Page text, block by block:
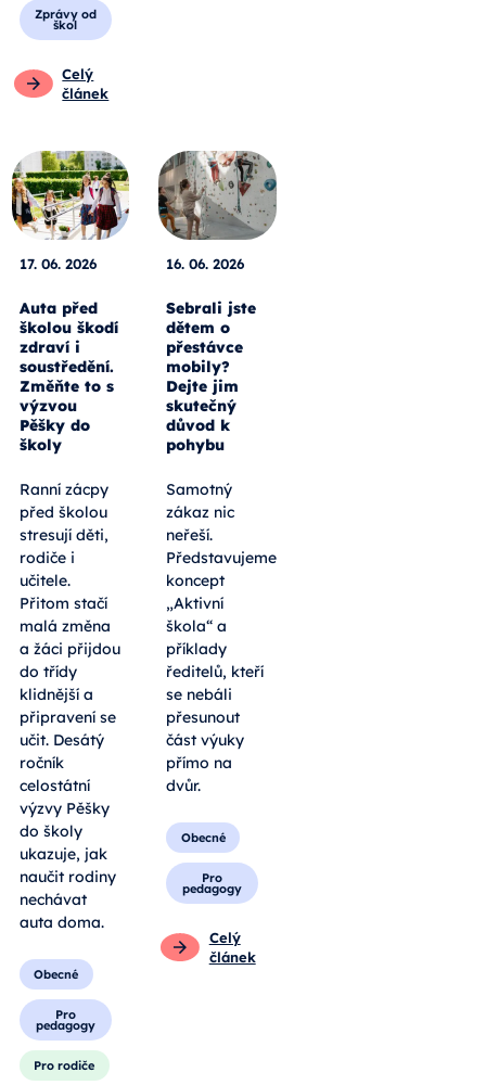
Zprávy od
škol
Celý
článek
17. 06. 2026
Auta před
školou škodí
zdraví i
soustředění.
Změňte to s
výzvou
Pěšky do
školy
Ranní zácpy
před školou
stresují děti,
rodiče i
učitele.
Přitom stačí
malá změna
a žáci přijdou
do třídy
klidnější a
připravení se
učit. Desátý
ročník
celostátní
výzvy Pěšky
do školy
ukazuje, jak
naučit rodiny
nechávat
auta doma.
Obecné
Pro
pedagogy
Pro rodiče
16. 06. 2026
Sebrali jste
dětem o
přestávce
mobily?
Dejte jim
skutečný
důvod k
pohybu
Samotný
zákaz nic
neřeší.
Představujeme
koncept
„Aktivní
škola“ a
příklady
ředitelů, kteří
se nebáli
přesunout
část výuky
přímo na
dvůr.
Obecné
Pro
pedagogy
Celý
článek